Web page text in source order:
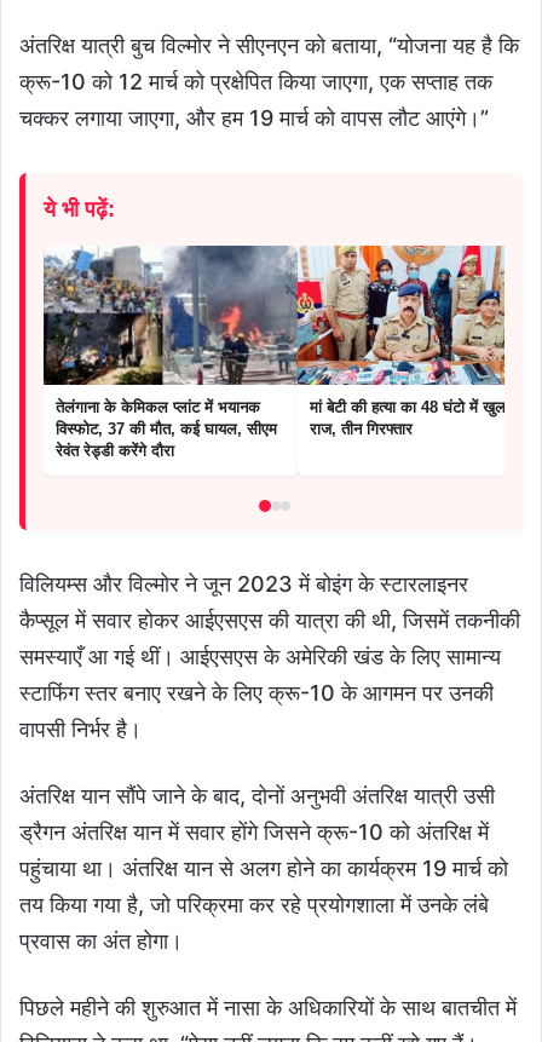
अंतरिक्ष यात्री बुच विल्मोर ने सीएनएन को बताया, “योजना यह है कि
क्रू-10 को 12 मार्च को प्रक्षेपित किया जाएगा, एक सप्ताह तक
चक्कर लगाया जाएगा, और हम 19 मार्च को वापस लौट आएंगे।”
ये भी पढ़ें:
तेलंगाना के केमिकल प्लांट में भयानक
विस्फोट, 37 की मौत, कई घायल, सीएम
रेवंत रेड्डी करेंगे दौरा
मां बेटी की हत्या का 48 घंटो में खुला
राज, तीन गिरफ्तार
विलियम्स और विल्मोर ने जून 2023 में बोइंग के स्टारलाइनर
कैप्सूल में सवार होकर आईएसएस की यात्रा की थी, जिसमें तकनीकी
समस्याएँ आ गई थीं। आईएसएस के अमेरिकी खंड के लिए सामान्य
स्टाफिंग स्तर बनाए रखने के लिए क्रू-10 के आगमन पर उनकी
वापसी निर्भर है।
अंतरिक्ष यान सौंपे जाने के बाद, दोनों अनुभवी अंतरिक्ष यात्री उसी
ड्रैगन अंतरिक्ष यान में सवार होंगे जिसने क्रू-10 को अंतरिक्ष में
पहुंचाया था। अंतरिक्ष यान से अलग होने का कार्यक्रम 19 मार्च को
तय किया गया है, जो परिक्रमा कर रहे प्रयोगशाला में उनके लंबे
प्रवास का अंत होगा।
पिछले महीने की शुरुआत में नासा के अधिकारियों के साथ बातचीत में